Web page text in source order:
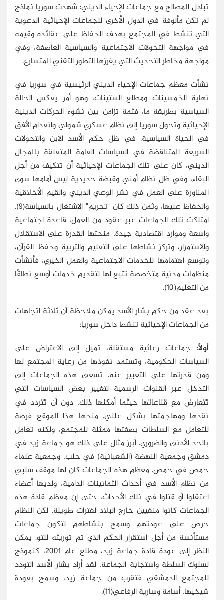
تبادل المصالح مع جماعات الإحياء الديني: شهدت سوريا نماذج
لم تكن مألوفة في الدول الأخرى للجماعات الإحيائية الدعوية
التي تنشط في المجتمع بهدف الحفاظ على عقائده وقيمه
في مواجهة التحولات الاجتماعية والسياسية العاصفة، وفي
مواجهة مخاطر التحديث التي يفرزها التطور التقني المتسارع.
نشأت معظم جماعات الإحياء الديني الرئيسية في سوريا في
نهاية الخمسينات ومطلع الستينات، وهو أمر يعكس الحالة
السياسية بطريقة ما، فثمة تزامن بين نشوء الحركات الدينية
الإحيائية وتحول سوريا إلى نظام عسكري شمولي وانعدام الأفق
في الحياة السياسية. في ظل حكم الأسد الابن والتحولات
السريعة المتناقضة في السياسات العامة المتعلقة بالمجال
الديني، كان على تلك الجماعات الإحيائية أن تتكيف من أجل
البقاء، وفي ظل نظام أمني وقبضة حديدية ليس أمامها سوى
المناورة على العمل في نشر الوعي الديني والقيم الأخلاقية
والحفاظ عليها، وثمن ذلك كان "تحريم" الاشتغال بالسياسة(9).
امتلكت تلك الجماعات عبر عقود من العمل، قاعدة اجتماعية
واسعة وموارد اقتصادية جيدة، منحتها القدرة على الاستقلال
والاستمرار، وتركز نشاطها على التعليم والتربية وحفظ القرآن،
وتوسع اهتمامها للخدمات الاجتماعية والعمل الخيري، فأنشأت
منظمات مدنية متخصصة تتبع لها لتقديم خدمات أوسع نطاقًا
من التعليم(10).
بعد عقد من حكم بشار الأسد يمكن ملاحظة أن ثلاثة اتجاهات
من الجماعات الإحيائية تنشط داخل سوريا:
أولًا: جماعات رعائية مستقلة، تميل إلى الاعتراض على
السياسات الحكومية، وتستمد نفوذها من رعاية المجتمع لها
ومن قدرتها على التعبير عنه. تسعى هذه الجماعات إلى
التدخل عبر القنوات الرسمية لتغيير بعض السياسات التي
تتعارض مع قناعاتها حيثما أمكنها ذلك، دون أن تتردد في
نقدها ومهاجمتها بشكل علني. منحها هذا الموقع فرصة
للتعامل مع السلطات بصفتها ممثلة للمجتمع، ولكنه تعامل
بالحد الأدنى والضروري. أبرز مثال على ذلك هو جماعة زيد في
دمشق وجمعية النهضة (الشعبانية) في حلب، وجمعية علماء
حمص في حمص. معظم هذه الجماعات كان لها موقف سلبي
من نظام الأسد في أحداث الثمانينات الدامية، ولديها أعضاء
اعتقلوا أو قتلوا في نلك الأحداث، حتى إن معظم قادة هذه
الجماعات كانوا منفيين خارج البلاد لفترات طويلة. لكن النظام
حرص على عودتهم وسمح بنشاطهم لتكون جماعات
مستأنسة من أجل استقرار الحكم الذي تم توريثه للتو. يمكن
النظر إلى عودة قادة جماعة زيد، مطلع عام 2001، كنموذج
لسلوك السلطة واستجابة الجماعة، لقد أراد بشار الأسد التودد
للمجتمع الدمشقي فتقرب من جماعة زيد، وسمح بعودة
شيخيها، أسامة وسارية الرفاعي(11).